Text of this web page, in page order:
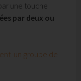
une touche
par deux ou
un groupe de